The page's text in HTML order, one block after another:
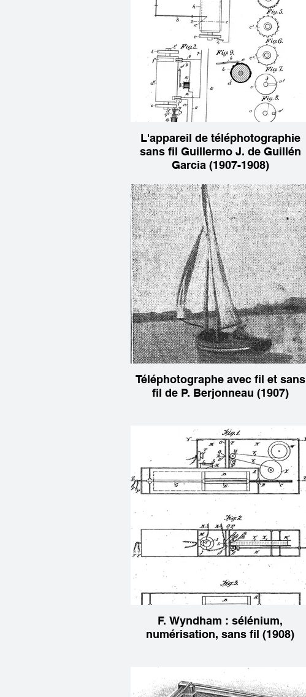
L'appareil de téléphotographie
sans fil Guillermo J. de Guillén
Garcia (1907-1908)
Téléphotographe avec fil et sans
fil de P. Berjonneau (1907)
F. Wyndham : sélénium,
numérisation, sans fil (1908)